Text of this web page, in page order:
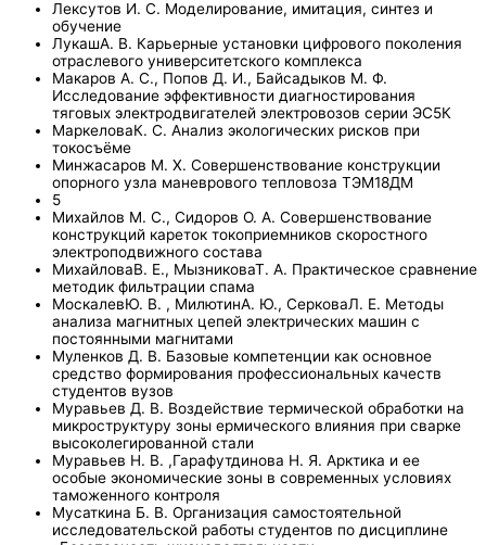
Лексутов И. С. Моделирование, имитация, синтез и
обучение
ЛукашА. В. Карьерные установки цифрового поколения
отраслевого университетского комплекса
Макаров А. С., Попов Д. И., Байсадыков М. Ф.
Исследование эффективности диагностирования
тяговых электродвигателей электровозов серии ЭС5К
МаркеловаК. С. Анализ экологических рисков при
токосъёме
Минжасаров М. Х. Совершенствование конструкции
опорного узла маневрового тепловоза ТЭМ18ДМ
5
Михайлов М. С., Сидоров О. А. Совершенствование
конструкций кареток токоприемников скоростного
электроподвижного состава
МихайловаВ. Е., МызниковаТ. А. Практическое сравнение
методик фильтрации спама
МоскалевЮ. В. , МилютинА. Ю., СерковаЛ. Е. Методы
анализа магнитных цепей электрических машин с
постоянными магнитами
Муленков Д. В. Базовые компетенции как основное
средство формирования профессиональных качеств
студентов вузов
Муравьев Д. В. Воздействие термической обработки на
микроструктуру зоны ермического влияния при сварке
высоколегированной стали
Муравьев Н. В. ,Гарафутдинова Н. Я. Арктика и ее
особые экономические зоны в современных условиях
таможенного контроля
Мусаткина Б. В. Организация самостоятельной
исследовательской работы студентов по дисциплине